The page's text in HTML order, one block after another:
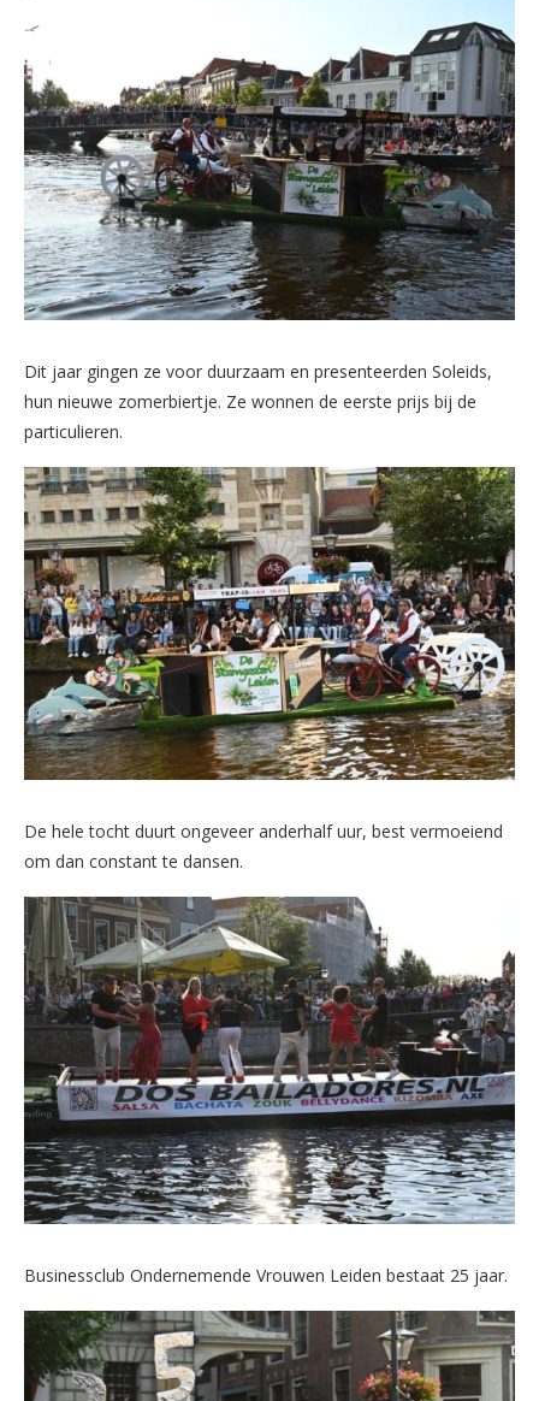
Dit jaar gingen ze voor duurzaam en presenteerden Soleids,
hun nieuwe zomerbiertje. Ze wonnen de eerste prijs bij de
particulieren.
De hele tocht duurt ongeveer anderhalf uur, best vermoeiend
om dan constant te dansen.
Businessclub Ondernemende Vrouwen Leiden bestaat 25 jaar.